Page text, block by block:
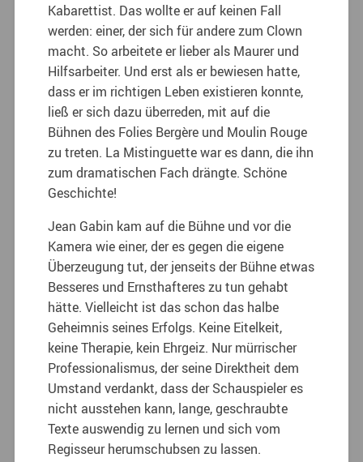
Kabarettist. Das wollte er auf keinen Fall
werden: einer, der sich für andere zum Clown
macht. So arbeitete er lieber als Maurer und
Hilfsarbeiter. Und erst als er bewiesen hatte,
dass er im richtigen Leben existieren konnte,
ließ er sich dazu überreden, mit auf die
Bühnen des Folies Bergère und Moulin Rouge
zu treten. La Mistinguette war es dann, die ihn
zum dramatischen Fach drängte. Schöne
Geschichte!
Jean Gabin kam auf die Bühne und vor die
Kamera wie einer, der es gegen die eigene
Überzeugung tut, der jenseits der Bühne etwas
Besseres und Ernsthafteres zu tun gehabt
hätte. Vielleicht ist das schon das halbe
Geheimnis seines Erfolgs. Keine Eitelkeit,
keine Therapie, kein Ehrgeiz. Nur mürrischer
Professionalismus, der seine Direktheit dem
Umstand verdankt, dass der Schauspieler es
nicht ausstehen kann, lange, geschraubte
Texte auswendig zu lernen und sich vom
Regisseur herumschubsen zu lassen.